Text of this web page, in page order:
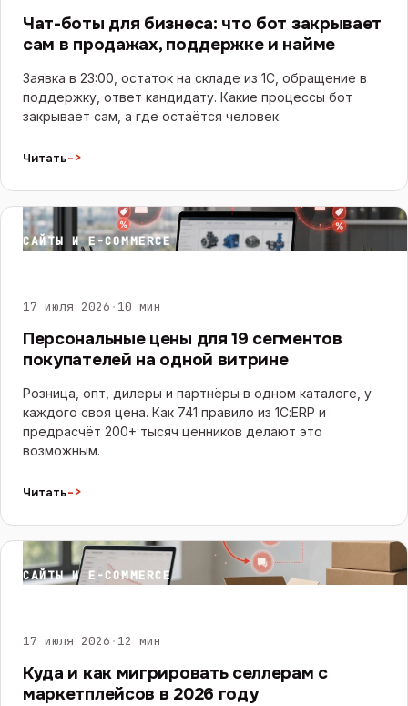
Чат-боты для бизнеса: что бот закрывает
сам в продажах, поддержке и найме
Заявка в 23:00, остаток на складе из 1С, обращение в
поддержку, ответ кандидату. Какие процессы бот
закрывает сам, а где остаётся человек.
Читать->
САЙТЫ И E-COMMERCE
17 июля 2026 · 10 мин
Персональные цены для 19 сегментов
покупателей на одной витрине
Розница, опт, дилеры и партнёры в одном каталоге, у
каждого своя цена. Как 741 правило из 1С:ERP и
предрасчёт 200+ тысяч ценников делают это
возможным.
Читать->
САЙТЫ И E-COMMERCE
17 июля 2026 · 12 мин
Куда и как мигрировать селлерам с
маркетплейсов в 2026 году